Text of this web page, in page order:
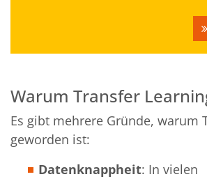
Warum Transfer
Es gibt mehrere Gründe, warum
geworden ist:
Datenknappheit: In vielen